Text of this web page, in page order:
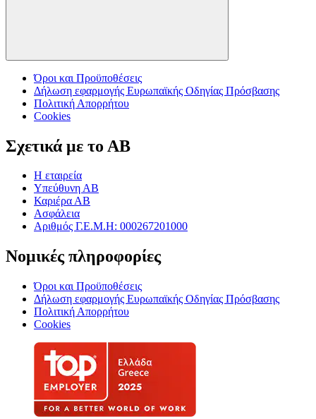
Όροι και Προϋποθέσεις
Δήλωση εφαρμογής Ευρωπαϊκής Οδηγίας Πρόσβασης
Πολιτική Απορρήτου
Cookies
Σχετικά με το ΑΒ
Η εταιρεία
Υπεύθυνη ΑΒ
Καριέρα ΑΒ
Ασφάλεια
Αριθμός Γ.Ε.Μ.Η: 000267201000
Νομικές πληροφορίες
Όροι και Προϋποθέσεις
Δήλωση εφαρμογής Ευρωπαϊκής Οδηγίας Πρόσβασης
Πολιτική Απορρήτου
Cookies